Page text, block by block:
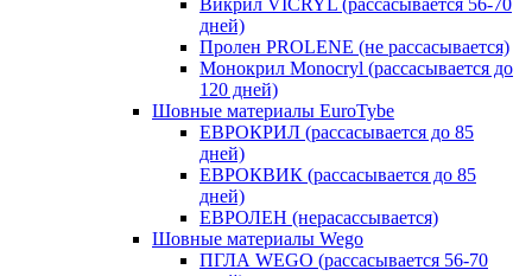
Викрил VICRYL (рассасывается 56-70
дней)
Пролен PROLENE (не рассасывается)
Монокрил Monocryl (рассасывается до
120 дней)
Шовные материалы EuroTybe
ЕВРОКРИЛ (рассасывается до 85
дней)
ЕВРОКВИК (рассасывается до 85
дней)
ЕВРОЛЕН (нерасассывается)
Шовные материалы Wego
ПГЛА WEGO (рассасывается 56-70